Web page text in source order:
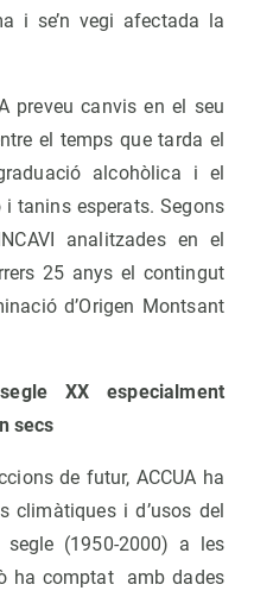
i se’n vegi afectada la
preveu canvis en el seu
el temps que tarda el
alcohòlica i el
tanins esperats. Segons
analitzades en el
25 anys el contingut
d’Origen Montsant
XX especialment
secs
de futur, ACCUA ha
climàtiques i d’usos del
(1950-2000) a les
ha comptat amb dades